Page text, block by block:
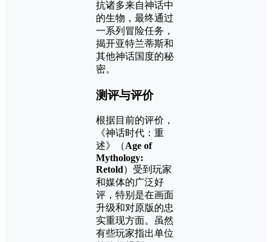
抗诸多来自神话中
的生物，最终通过
一系列冒险任务，
揭开亚特兰蒂斯和
其他神话国度的秘
密。
测评与评价
根据目前的评价，
《神话时代：重
述》（Age of
Mythology:
Retold）受到玩家
和媒体的广泛好
评，特别是在画面
升级和对原版的忠
实重现方面。虽然
有些玩家指出单位